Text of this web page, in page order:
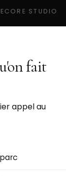
STUDIO
fait
appel au